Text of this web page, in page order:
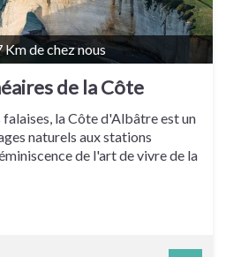
Km de chez nous
de la Côte
la Côte d'Albâtre est un
naturels aux stations
de l'art de vivre de la
des bains de mer.
à la mer Veules-les-
le plus petit fleuve de